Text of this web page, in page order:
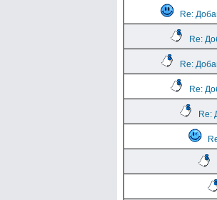
Re:
Re:
Re:
Re:
Re: